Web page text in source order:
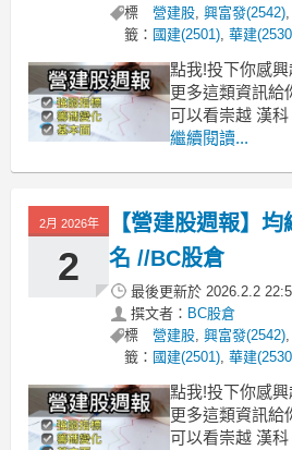
標
籤：
營建股,興富發(2542)
國建(2501),華建
點我!投下你感
更多這類資訊給
可以看崇越 漢
菲 根基 崇友 中
花建 興富發 皇
長虹 國揚 欣陸
繼續閱讀...
2月 2026年
2
【營建股週報】
名 //BC股倉
最後更新於 2026.2.2
撰文者： BC股倉
標
籤：
營建股,興富發(2542)
國建(2501),華建
點我!投下你感
更多這類資訊給
可以看崇越 漢